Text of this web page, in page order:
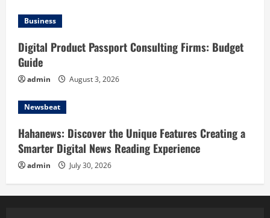
Business
Digital Product Passport Consulting Firms: Budget
Guide
admin August 3, 2026
Newsbeat
Hahanews: Discover the Unique Features Creating a
Smarter Digital News Reading Experience
admin July 30, 2026